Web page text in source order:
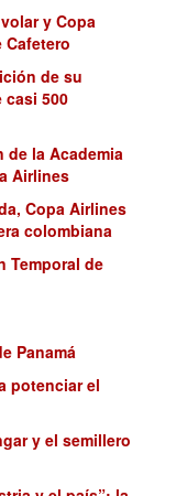
y Copa
de su
500
de la Academia
Airlines
Copa Airlines
colombiana
Temporal de
Panamá
potenciar el
y el semillero